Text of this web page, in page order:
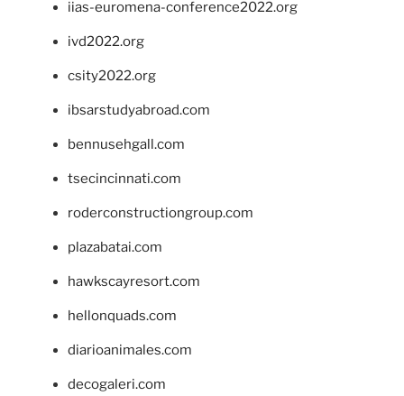
iias-euromena-conference2022.org
ivd2022.org
csity2022.org
ibsarstudyabroad.com
bennusehgall.com
tsecincinnati.com
roderconstructiongroup.com
plazabatai.com
hawkscayresort.com
hellonquads.com
diarioanimales.com
decogaleri.com